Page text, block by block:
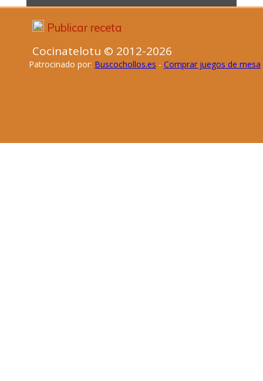
Publicar receta
Cocinatelotu © 2012-2026
Patrocinado por: Buscochollos.es - Comprar juegos de mesa